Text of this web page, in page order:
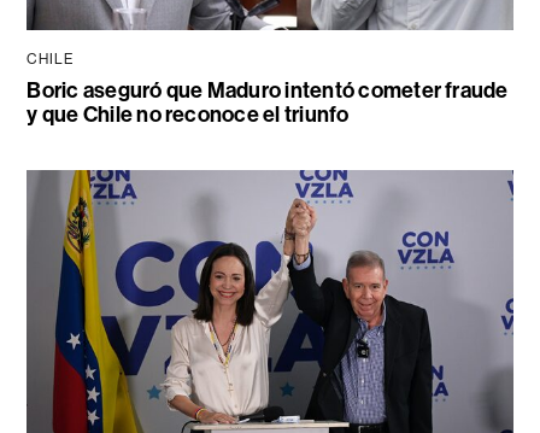
CHILE
Boric aseguró que Maduro intentó cometer fraude
y que Chile no reconoce el triunfo